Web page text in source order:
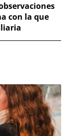
con la que